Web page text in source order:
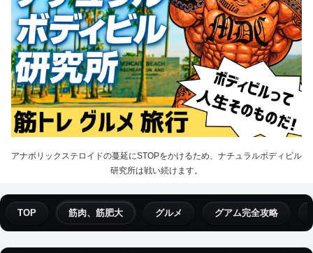
アナボリックステロイドの蔓延にSTOPをかけるため、ナチュラルボディビル
研究所は戦い続けます。
TOP 筋肉、筋肥大 グルメ グアム完全攻略